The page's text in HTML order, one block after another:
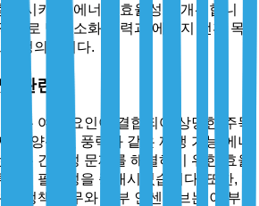
상시키며, 에너지 효율성을 개선합니
으로 탈탄소화 노력과 에너지 전환 목
정의됩니다.
관련성
장은 여러 요인이 결합되어 상당한 주목
, 태양광 및 풍력과 같은 재생 가능 에너
환은 간헐성 문제를 해결하기 위한 효율
션의 필요성을 증대시켰습니다. 또한,
한 정책 의무와 정부 인센티브는 이 부